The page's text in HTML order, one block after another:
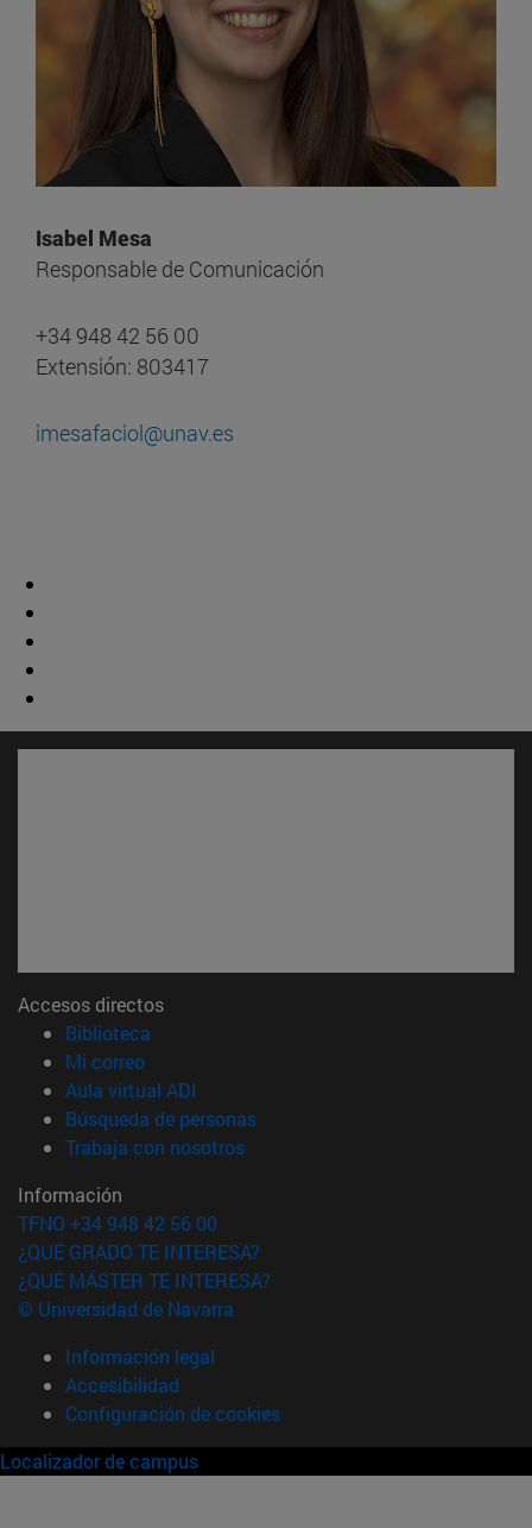
Isabel Mesa
Responsable de Comunicación
+34 948 42 56 00
Extensión: 803417
imesafaciol@unav.es
Accesos directos
Biblioteca
Mi correo(abre en nueva ventana)
Aula virtual ADI
Búsqueda de personas(abre en nueva ventana)
Trabaja con nosotros(abre en nueva ventana)
Información
TFNO +34 948 42 56 00
¿QUÉ GRADO TE INTERESA?
¿QUÉ MÁSTER TE INTERESA?
© Universidad de Navarra
Información legal
Accesibilidad
Configuración de cookies
Localizador de campus